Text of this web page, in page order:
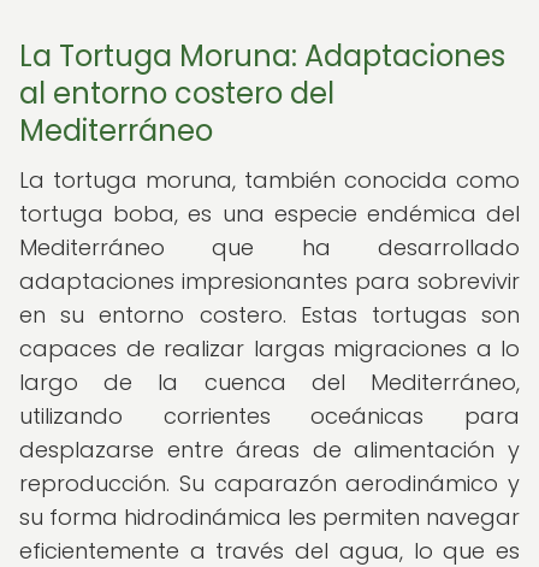
La Tortuga Moruna: Adaptaciones
al entorno costero del
Mediterráneo
La tortuga moruna, también conocida como
tortuga boba, es una especie endémica del
Mediterráneo que ha desarrollado
adaptaciones impresionantes para sobrevivir
en su entorno costero. Estas tortugas son
capaces de realizar largas migraciones a lo
largo de la cuenca del Mediterráneo,
utilizando corrientes oceánicas para
desplazarse entre áreas de alimentación y
reproducción. Su caparazón aerodinámico y
su forma hidrodinámica les permiten navegar
eficientemente a través del agua, lo que es